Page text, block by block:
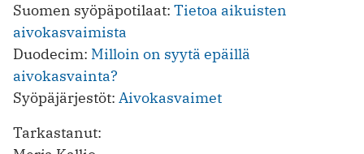
Suomen syöpäpotilaat: Tietoa aikuisten
aivokasvaimista
Duodecim: Milloin on syytä epäillä
aivokasvainta?
Syöpäjärjestöt: Aivokasvaimet
Tarkastanut: